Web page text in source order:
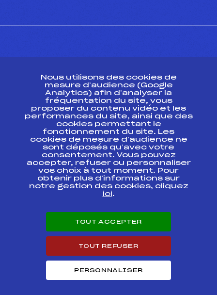
ESPACE PRESSE
Ressources
Pass’Neige
Projet sportif fédéral
Projet de performance fédéral
Antidopage
Pôle Développement, Formation, Suivi
Scientifique
Listes ministérielles
Pôle vie de l’athlète
Carrières
Nous utilisons des cookies de
mesure d’audience (Google
Analytics) afin d’analyser la
fréquentation du site, vous
proposer du contenu vidéo et les
performances du site, ainsi que des
cookies permettant le
fonctionnement du site. Les
cookies de mesure d’audience ne
sont déposés qu’avec votre
consentement. Vous pouvez
accepter, refuser ou personnaliser
vos choix à tout moment. Pour
obtenir plus d'informations sur
notre gestion des cookies, cliquez
ici.
TOUT ACCEPTER
TOUT REFUSER
PERSONNALISER